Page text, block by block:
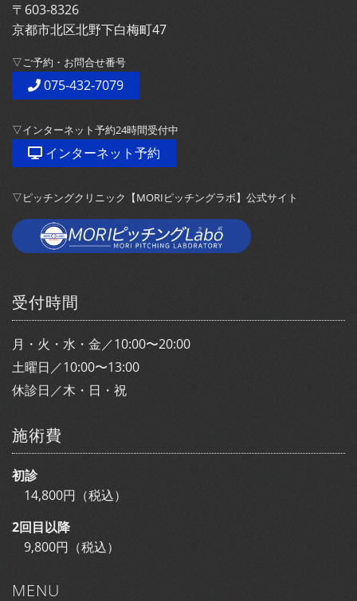
〒603-8326
京都市北区北野下白梅町47
▽ご予約・お問合せ番号
075-432-7079
▽インターネット予約24時間受付中
インターネット予約
▽ピッチングクリニック【MORIピッチングラボ】公式サイト
受付時間
月・火・水・金／10:00〜20:00
土曜日／10:00〜13:00
休診日／木・日・祝
施術費
初診
14,800円（税込）
2回目以降
9,800円（税込）
MENU